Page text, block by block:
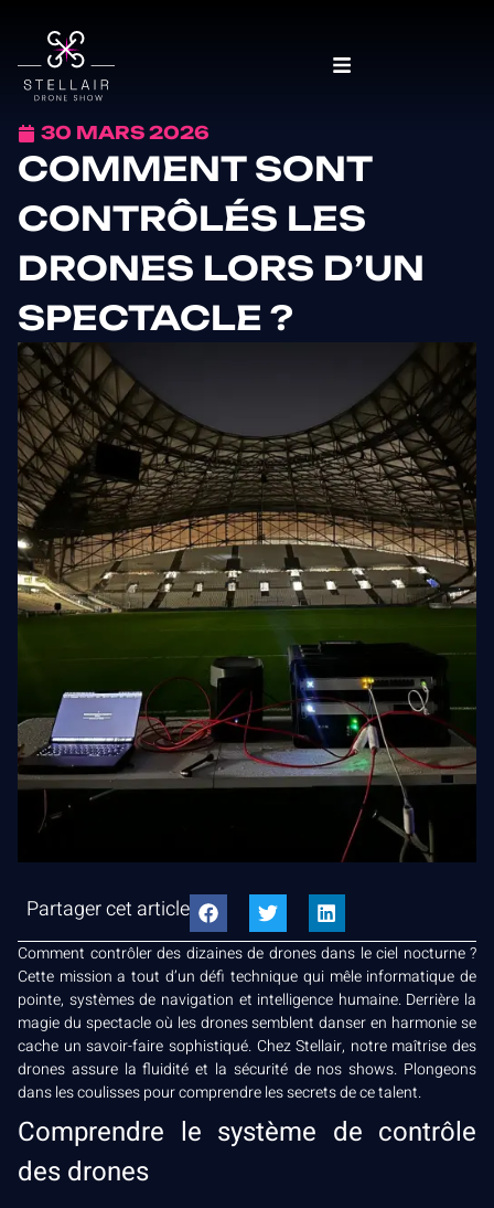
30 MARS 2026
COMMENT SONT
CONTRÔLÉS LES
DRONES LORS D’UN
SPECTACLE ?
Partager cet article
Comment contrôler des dizaines de drones dans le ciel nocturne ?
Cette mission a tout d’un défi technique qui mêle informatique de
pointe, systèmes de navigation et intelligence humaine. Derrière la
magie du spectacle où les drones semblent danser en harmonie se
cache un savoir-faire sophistiqué. Chez Stellair, notre maîtrise des
drones assure la fluidité et la sécurité de nos shows. Plongeons
dans les coulisses pour comprendre les secrets de ce talent.
Comprendre le système de contrôle
des drones